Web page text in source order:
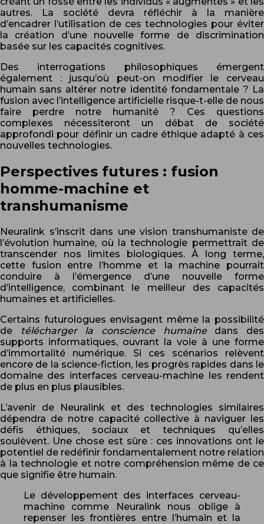
autres. La société devra réfléchir à la manière
d’encadrer l’utilisation de ces technologies pour éviter
la création d’une nouvelle forme de discrimination
basée sur les capacités cognitives.
Des interrogations philosophiques émergent
également : jusqu’où peut-on modifier le cerveau
humain sans altérer notre identité fondamentale ? La
fusion avec l’intelligence artificielle risque-t-elle de nous
faire perdre notre humanité ? Ces questions
complexes nécessiteront un débat de société
approfondi pour définir un cadre éthique adapté à ces
nouvelles technologies.
Perspectives futures : fusion
homme-machine et
transhumanisme
Neuralink s’inscrit dans une vision transhumaniste de
l’évolution humaine, où la technologie permettrait de
transcender nos limites biologiques. À long terme,
cette fusion entre l’homme et la machine pourrait
conduire à l’émergence d’une nouvelle forme
d’intelligence, combinant le meilleur des capacités
humaines et artificielles.
Certains futurologues envisagent même la possibilité
de
télécharger la conscience humaine dans des
supports informatiques, ouvrant la voie à une forme
d’immortalité numérique. Si ces scénarios relèvent
encore de la science-fiction, les progrès rapides dans le
domaine des interfaces cerveau-machine les rendent
de plus en plus plausibles.
L’avenir de Neuralink et des technologies similaires
dépendra de notre capacité collective à naviguer les
défis éthiques, sociaux et techniques qu’elles
soulèvent. Une chose est sûre : ces innovations ont le
potentiel de redéfinir fondamentalement notre relation
à la technologie et notre compréhension même de ce
que signifie être humain.
Le développement des interfaces cerveau-
machine comme Neuralink nous oblige à
repenser les frontières entre l’humain et la